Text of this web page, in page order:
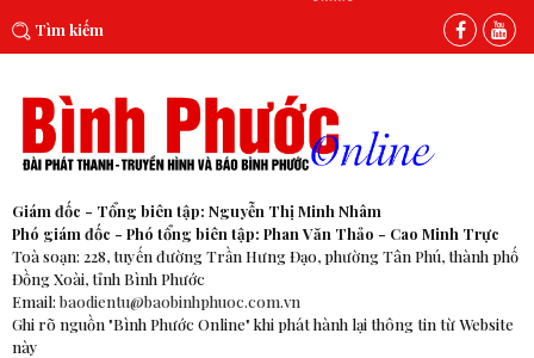
Tìm kiếm
Giám đốc - Tổng biên tập: Nguyễn Thị Minh Nhâm
Phó giám đốc - Phó tổng biên tập: Phan Văn Thảo - Cao Minh Trực
Toà soạn: 228, tuyến đường Trần Hưng Đạo, phường Tân Phú, thành phố
Đồng Xoài, tỉnh Bình Phước
Email: baodientu@baobinhphuoc.com.vn
Ghi rõ nguồn "Bình Phước Online" khi phát hành lại thông tin từ Website
này